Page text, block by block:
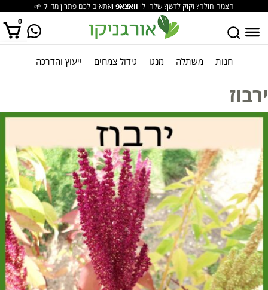
הצמח חולה? זקוק לדשן? שלחו לי וואצאפ ואתאים לכם פתרון מדויק 🌱
0
אין מוצרים בסל הקניות. חנות משתלה מנגו גידול צמחים ייעוץ והדרכה
ירבוז